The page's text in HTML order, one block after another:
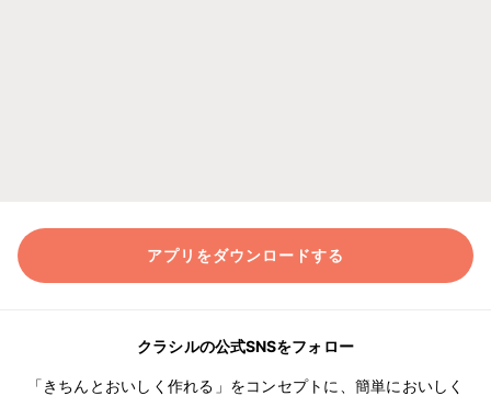
アプリをダウンロードする
クラシルの公式SNSをフォロー
「きちんとおいしく作れる」をコンセプトに、簡単においしく